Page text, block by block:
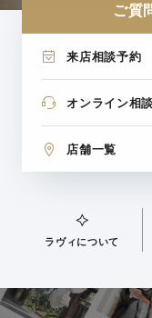
ご質
来店相談予約
オンライン相
店舗一覧
ラヴィについて